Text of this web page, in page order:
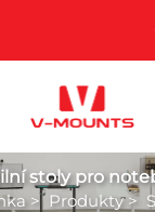
stoly pro
> Produkty>